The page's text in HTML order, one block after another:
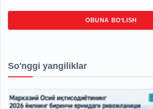
OBUNA BO‘LISH
So'nggi yangiliklar